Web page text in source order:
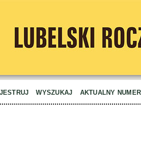
WYSZUKAJ AKTUALNY NUMER